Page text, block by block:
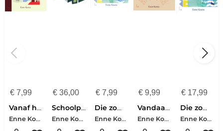
€7,99
Vanaf hier kun je de hele wereld zien
Enne Koens-Maartje Kuiper
€36,00
Schoolpakket Heel De Klas Leest 2026 - Ik ben Vincent en ik ben niet bang (PO groep 7-8)
Enne Koens
€ 7,99
Die zomer met Jente
Enne Koens-Maartje Kuiper
€ 9,99
Vandaag komen we niet meer thuis
Enne Koens-Maartje Kuiper
€ 17,99
Die zomer met Jente
Enne Koens-Maartje Kuiper